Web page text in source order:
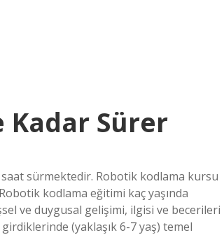
Kadar Sürer
sürmektedir. Robotik kodlama kursu
kodlama eğitimi kaç yaşında
ve duygusal gelişimi, ilgisi ve becerileri
(yaklaşık 6-7 yaş) temel